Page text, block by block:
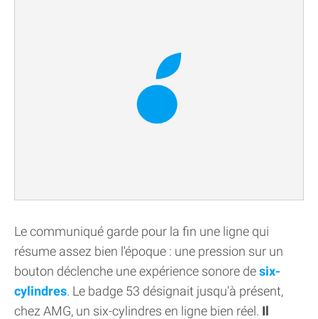
Le communiqué garde pour la fin une ligne qui
résume assez bien l'époque : une pression sur un
bouton déclenche une expérience sonore desix-
cylindres. Le badge 53 désignait jusqu'à présent,
chez AMG, un six-cylindres en ligne bien réel. Il